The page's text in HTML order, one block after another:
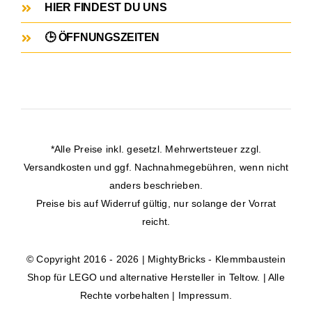
HIER FINDEST DU UNS
🕒 ÖFFNUNGSZEITEN
*Alle Preise inkl. gesetzl. Mehrwertsteuer zzgl.
Versandkosten und ggf. Nachnahmegebühren, wenn nicht
anders beschrieben.
Preise bis auf Widerruf gültig, nur solange der Vorrat
reicht.
© Copyright 2016 - 2026 | MightyBricks - Klemmbaustein
Shop für LEGO und alternative Hersteller in Teltow. | Alle
Rechte vorbehalten | Impressum